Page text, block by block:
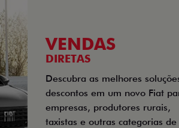
VENDAS
DIRETAS
Descubra as melhores
descontos em um novo Fiat
empresas, produtores rurais,
taxistas e outras categorias de